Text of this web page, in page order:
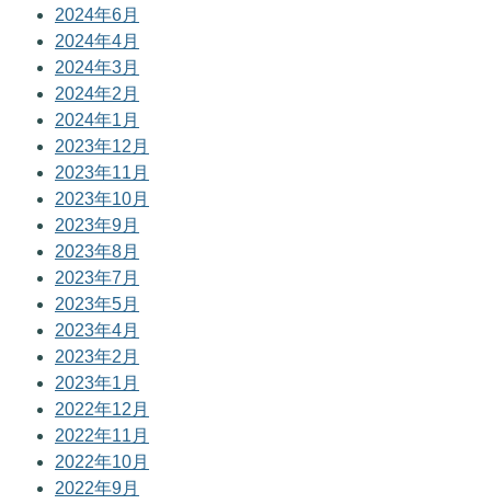
2024年6月
2024年4月
2024年3月
2024年2月
2024年1月
2023年12月
2023年11月
2023年10月
2023年9月
2023年8月
2023年7月
2023年5月
2023年4月
2023年2月
2023年1月
2022年12月
2022年11月
2022年10月
2022年9月